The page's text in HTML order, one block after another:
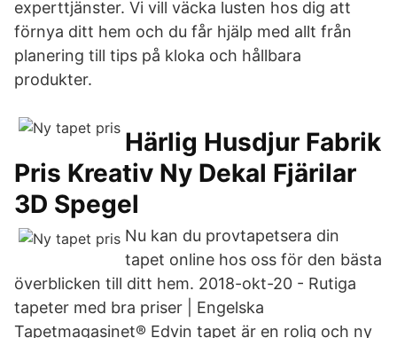
experttjänster. Vi vill väcka lusten hos dig att
förnya ditt hem och du får hjälp med allt från
planering till tips på kloka och hållbara
produkter.
Härlig Husdjur Fabrik
Pris Kreativ Ny Dekal Fjärilar
3D Spegel
Nu kan du provtapetsera din
tapet online hos oss för den bästa
överblicken till ditt hem. 2018-okt-20 - Rutiga
tapeter med bra priser | Engelska
Tapetmagasinet® Edvin tapet är en rolig och ny